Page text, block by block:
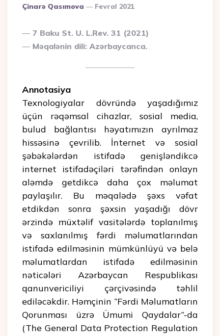
Posted
By
Çinarə Qasımova Fevral 2021
7 Baku St. U. L.Rev. 31 (2021)
Məqalənin dili: Azərbaycanca.
Annotasiya
Texnologiyalar dövründə yaşadığımız
üçün rəqəmsal cihazlar, sosial media,
bulud bağlantısı həyatımızın ayrılmaz
hissəsinə çevrilib. İnternet və sosial
şəbəkələrdən istifadə genişləndikcə
internet istifadəçiləri tərəfindən onlayn
aləmdə getdikcə daha çox məlumat
paylaşılır. Bu məqalədə şəxs vəfat
etdikdən sonra şəxsin yaşadığı dövr
ərzində müxtəlif vasitələrdə toplanılmış
və saxlanılmış fərdi məlumatlarından
istifadə edilməsinin mümkünlüyü və belə
məlumatlardan istifadə edilməsinin
nəticələri Azərbaycan Respublikası
qanunvericiliyi çərçivəsində təhlil
ediləcəkdir. Həmçinin “Fərdi Məlumatların
Qorunması üzrə Ümumi Qaydalar”-da
(The General Data Protection Regulation